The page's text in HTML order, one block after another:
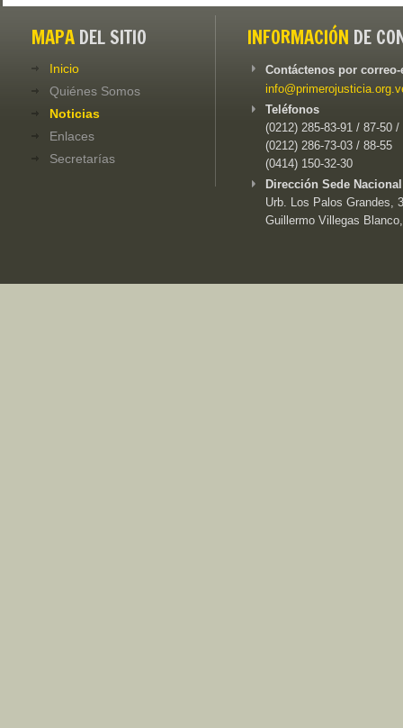
MAPA DEL SITIO
Inicio
Quiénes Somos
Noticias
Enlaces
Secretarías
INFORMACIÓN DE
Contáctenos por
Teléfonos
(0212) 285-83-91 / 87-50 /
(0212) 286-73-03 / 88-55
(0414) 150-32-30
Dirección Sede
Urb. Los Palos Grandes,
Guillermo Villegas